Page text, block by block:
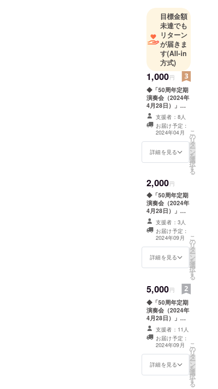
目標金額
未達でも
リターン
が届きま
す(All-in
方式)
1,000円
◆「50周年定期
演奏会（2024年
4月28日）」の
当日配布プログ
ラムに ご支援頂
いた方のお名前
一覧を挟ませて
頂きます。
（ニックネーム
支援者：8人
お届け予定：
2024年04月
詳細を見る
こ
の
リ
タ
ー
ン
を
選
択
す
る
2,000円
◆「50周年定期
演奏会（2024年
4月28日）」の
当日配布プログ
ラムに ご支援
頂いた方のお名
前一覧を挟ませ
て頂きます。
（ニックネーム
◆「50周年記念
曲」をインター
ネットで聴くこ
とができます
（URLをメール
にてご連絡）
※「50周年記念
曲」の配信につ
いては 2024
年9月頃のご連絡
を予定しており
ます。
支援者：3人
お届け予定：
2024年09月
詳細を見る
こ
の
リ
タ
ー
ン
を
選
択
す
る
5,000円
◆「50周年定期
演奏会（2024年
4月28日）」の
当日配布プログ
ラムに ご支援
頂いた方のお名
前一覧を挟ませ
て頂きます。
（ニックネーム
支援者：11人
お届け予定：
2024年09月
詳細を見る
こ
の
リ
タ
ー
ン
を
選
択
す
る